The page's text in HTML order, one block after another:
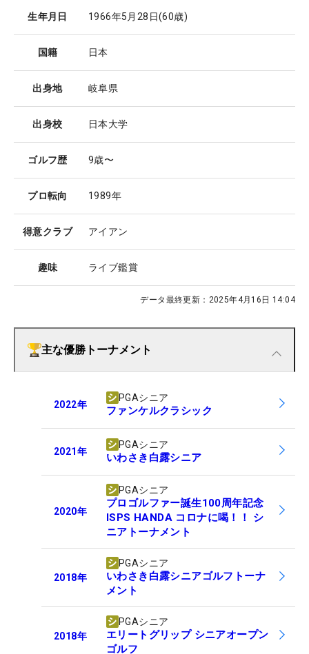
生年月日 1966年5月28日(60歳)
国籍 日本
出身地 岐阜県
出身校 日本大学
ゴルフ歴 9歳〜
プロ転向 1989年
得意クラブ アイアン
趣味 ライブ鑑賞
データ最終更新： 2025年4月16日 14:04
主な優勝トーナメント
2022年
PGAシニア
ファンケルクラシック
2021年
PGAシニア
いわさき白露シニア
2020年
PGAシニア
プロゴルファー誕生100周年記念
ISPS HANDA コロナに喝！！ シ
ニアトーナメント
2018年
PGAシニア
いわさき白露シニアゴルフトーナ
メント
2018年
PGAシニア
エリートグリップ シニアオープン
ゴルフ